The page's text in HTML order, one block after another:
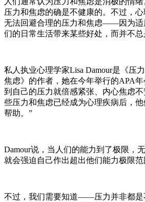
压力和焦虑的确是不健康的。不过，
无法回避合理的压力和焦虑——因为适
们的日常生活带来某些好处，而并不总
私人执业心理学家Lisa Damour是《压
焦虑》的作者，她在今年举行的APA
到自己的压力就倍感紧张、内心焦虑
些压力和焦虑已经成为心理疾病后，
帮助。”
Damour说，当人们的能力到了极限，
就会强迫自己作出超出他们能力极限范
不过，我们需要知道——压力并非都是